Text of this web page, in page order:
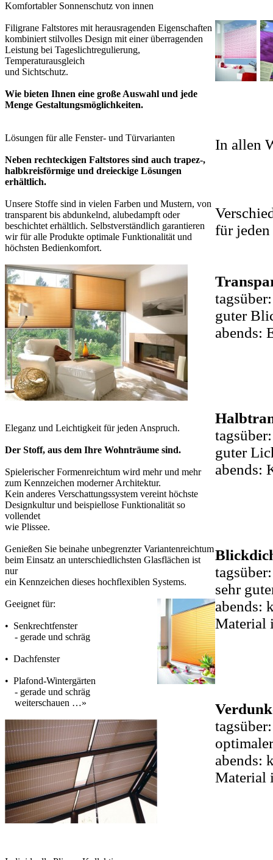
Komfortabler Sonnenschutz von innen
Filigrane Faltstores mit herausragenden Eigenschaften
kombiniert stilvolles Design mit einer überragenden
Leistung bei Tageslichtregulierung,
Temperaturausgleich
und Sichtschutz.
Wie bieten Ihnen eine große Auswahl und jede
Menge Gestaltungsmöglichkeiten.
Lösungen für alle Fenster- und Türvarianten
Neben rechteckigen Faltstores sind auch trapez-,
halbkreisförmige und dreieckige Lösungen
erhältlich.
Unsere Stoffe sind in vielen Farben und Mustern, von
transparent bis abdunkelnd, alubedampft oder
beschichtet erhältlich. Selbstverständlich garantieren
wir für alle Produkte optimale Funktionalität und
höchsten Bedienkomfort.
Eleganz und Leichtigkeit für jeden Anspruch.
Der Stoff, aus dem Ihre Wohnträume sind.
Spielerischer Formenreichtum wird mehr und mehr
zum Kennzeichen moderner Architektur.
Kein anderes Verschattungssystem vereint höchste
Designkultur und beispiellose Funktionalität so
vollendet
wie Plissee.
Genießen Sie beinahe unbegrenzter Variantenreichtum
beim Einsatz an unterschiedlichsten Glasflächen ist
nur
ein Kennzeichen dieses hochflexiblen Systems.
Geeignet für:
• Senkrechtfenster
- gerade und schräg
• Dachfenster
• Plafond-Wintergärten
- gerade und schräg
weiterschauen …»
In allen
für
tagsüber:
guter
abends:
tagsüber:
guter
abends:
tagsüber:
sehr
abends:
Material
tagsüber:
abends:
Material